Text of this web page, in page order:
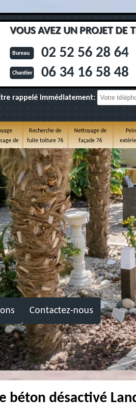
VOUS AVEZ UN PROJET DE
Bureau 02 52 56 28 64
Chantier 06 34 16 58 48
rappelé immédiatement:
de
76
Recherche de
fuite toiture 76
Nettoyage de
façade 76
Contactez-nous
béton désactivé